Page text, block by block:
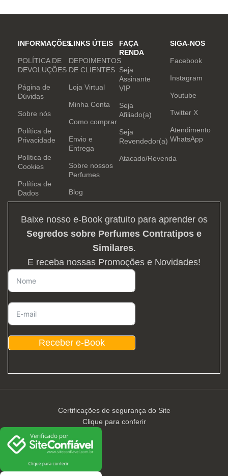
INFORMAÇÕES
POLÍTICA DE
DEVOLUÇÕES
Página de
Dúvidas
Sobre nós
Política de
Privacidade
Política de
Cookies
Política de
Dados
LINKS ÚTEIS
DEPOIMENTOS
DE CLIENTES
Loja Virtual
Minha Conta
Como comprar
Envio e
Entrega
Sobre nossos
Perfumes
Blog
FAÇA
RENDA
Seja
Assinante
VIP
Seja
Afiliado(a)
Seja
Revendedor(a)
Atacado/Revenda
SIGA-NOS
Facebook
Instagram
Youtube
Twitter X
Atendimento
WhatsApp
Baixe nosso e-Book gratuito para aprender os
Segredos sobre Perfumes Contratipos e
Similares.
E receba nossas Promoções e Novidades!
Receber e-Book
Certificações de segurança do Site
Clique para conferir